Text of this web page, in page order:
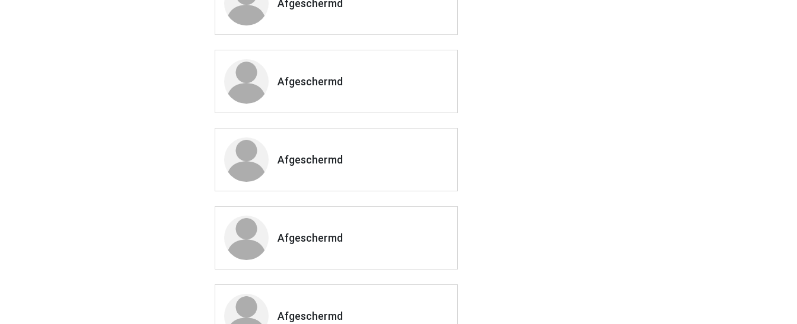
Afgeschermd
Afgeschermd
Afgeschermd
Afgeschermd
Afgeschermd